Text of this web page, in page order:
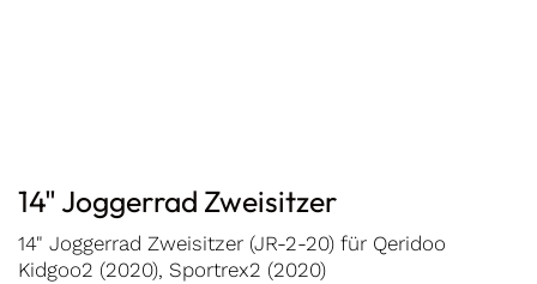
14" Joggerrad Zweisitzer
14" Joggerrad Zweisitzer (JR-2-20) für Qeridoo
Kidgoo2 (2020), Sportrex2 (2020)